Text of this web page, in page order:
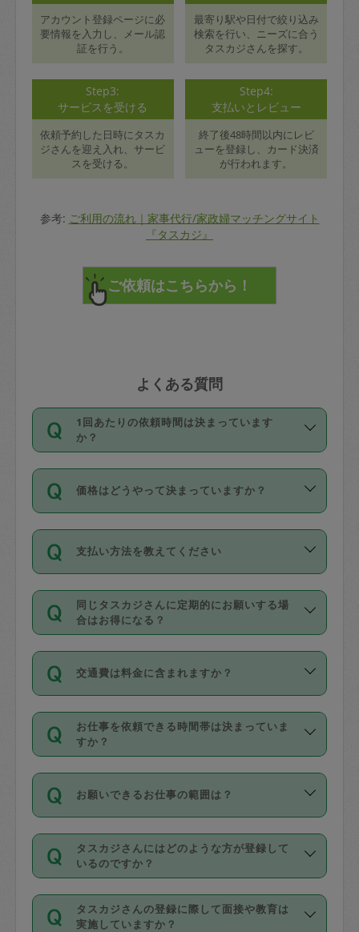
アカウント登録ページに必
要情報を入力し、メール認
証を行う。
最寄り駅や日付で絞り込み
検索を行い、ニーズに合う
タスカジさんを探す。
Step3:
サービスを受ける
依頼予約した日時にタスカ
ジさんを迎え入れ、サービ
スを受ける。
Step4:
支払いとレビュー
終了後48時間以内にレビ
ューを登録し、カード決済
が行われます。
参考: ご利用の流れ｜家事代行/家政婦マッチングサイト
『タスカジ』
よくある質問
1回あたりの依頼時間は決まっています
か？
依頼1回につき3時間固定です。3時間を
超えて依頼したい場合は、延長機能をご
利用ください。機能をご利用いただくに
の上事前申請することが必要です。な
お、3時間を下回っても、値引き等はござ
いません。
価格はどうやって決まっていますか？
11種類の価格帯の中からタスカジさん自
身が価格を選んで設定しています。
タスカジさんの価格設定には最初は制限
があり、レビュー件数、レビューの平均
値、などで除々に設定可能な最高額が上
がっていく仕組みになっています。
支払い方法を教えてください
お支払方法はクレジットカード（Visa／
Master／JCB／AMERICAN EXPRESS／
Diners Club）のみとなります。
を行う際にご入力ください。プロフィー
ル登録時にはご入力いただかなくても大
丈夫です。
デビットカード・プリペイドカード（Vプ
リカ、au WALLETなど）は支払にはご利
銀行振込や現金払いも対応していませ
なお、タスカジさんの交通費も、依頼料
金のご請求と合わせてお支払いとなりま
動計算で表示されます。
同じタスカジさんに定期的にお願いする場
合はお得になる？
依頼には「スポット」と「定期（毎週｜
隔週）」があり、「定期」の依頼は「ス
ポット」よりお得な料金でご利用できま
す。
定期の最低利用回数は設けていない代わ
りに、一定数を超えたキャンセルは有償
（例：毎週定期の場合は３回以上のキャ
ンセルが有償（1200円、隔週定期の場合
は２回以上のキャンセルが有償（1200
交通費は料金に含まれますか？
交通費は依頼料金とは別途発生し、依頼
料金のご請求と合わせてお支払いとなり
ます。交通費の金額は「依頼の詳細」に
お仕事を依頼できる時間帯は決まっていま
すか？
時間帯は3種類あります。いずれも１回あ
たり３時間です。
・ＡＭ ９時～１２時
・ＰＭ １３時～１６時
・夜 １８時～２１時
開始時間を２時間前後変更することが可
お願いできるお仕事の範囲は？
掃除、整理収納、洗濯、買い物、料理、
作り置きです。タスカジさんによってで
きる仕事の範囲が異なりますので、依頼
する前にタスカジさんのプロフィールで
確認してください。
タスカジさんにはどのような方が登録して
いるのですか？
主婦として長年の家事経験をお持ちの
方、栄養士・調理師といった資格者で保
タスカジさんの登録に際して面接や教育は
実施していますか？